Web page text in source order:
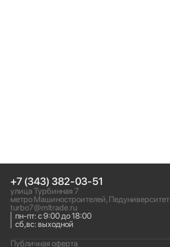
+7 (343) 382-03-51
улица Турбинная 7
метро Машиностроителей, Педуниверситет
turbo7@mltrade.ru
пн-пт: с 9:00 до 18:00
сб,вс: выходной
Публичная оферта